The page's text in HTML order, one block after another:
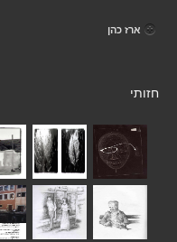
ארז כהן
חזותי